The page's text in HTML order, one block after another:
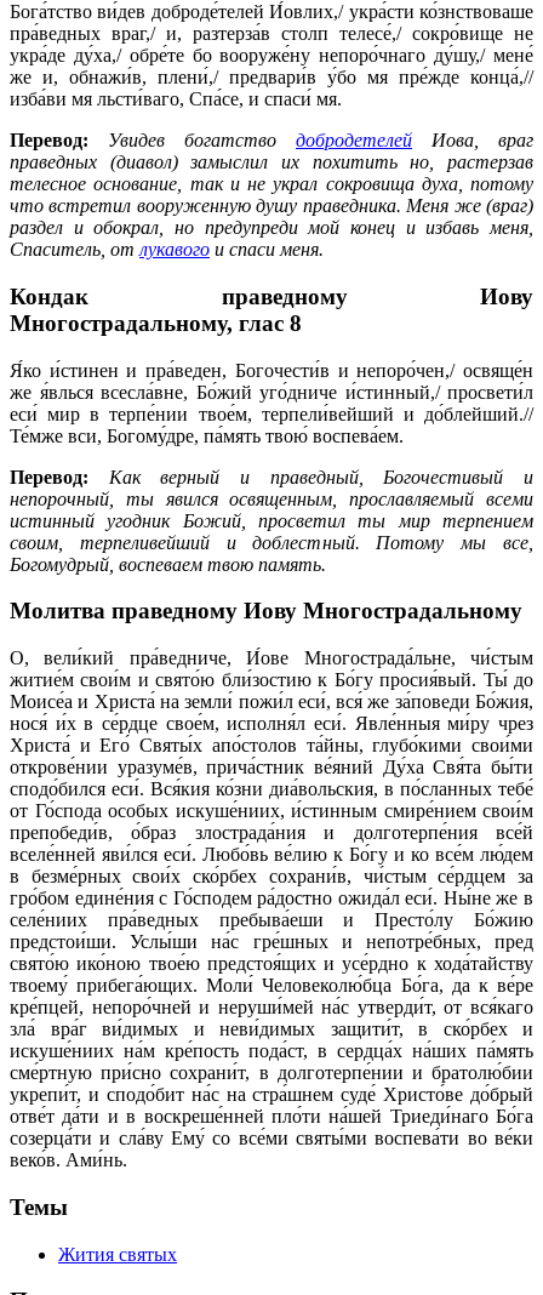
Бога́тство ви́дев доброде́телей И́овлих,/ укра́сти ко́знствоваше
пра́ведных враг,/ и, разтерза́в столп телесе́,/ сокро́вище не
укра́де ду́ха,/ обре́те бо вооруже́ну непоро́чнаго ду́шу,/ мене́
же и, обнажи́в, плени́,/ предвари́в у́бо мя пре́жде конца́,//
изба́ви мя льсти́ваго, Спа́се, и спаси́ мя.
Перевод:
Увидев богатство добродетелей
Иова, враг
праведных (диавол) замыслил их похитить но, растерзав
телесное основание, так и не украл сокровища духа, потому
что встретил вооруженную душу праведника. Меня же (враг)
раздел и обокрал, но предупреди мой конец и избавь меня,
Спаситель, от лукавого и спаси меня.
Кондак праведному Иову
Многострадальному, глас 8
Я́ко и́стинен и пра́веден, Богочести́в и непоро́чен,/ освяще́н
же я́влься всесла́вне, Бо́жий уго́дниче и́стинный,/ просвети́л
еси́ мир в терпе́нии твое́м, терпели́вейший и до́блейший.//
Те́мже вси, Богому́дре, па́мять твою́ воспева́ем.
Перевод:
Как верный и праведный, Богочестивый и
непорочный, ты явился освященным, прославляемый всеми
истинный угодник Божий, просветил ты мир терпением
своим, терпеливейший и доблестный. Потому мы все,
Богомудрый, воспеваем твою память.
Молитва праведному Иову Многострадальному
О, вели́кий пра́ведниче, И́ове Многострада́льне, чи́стым
житие́м свои́м и свято́ю бли́зостию к Бо́гу просия́вый. Ты́ до
Моисе́а и Христа́ на земли́ пожи́л еси́, вся́ же за́поведи Бо́жия,
нося́ и́х в се́рдце свое́м, исполня́л еси́. Явле́нныя ми́ру чрез
Христа́ и Его́ Святы́х апо́столов та́йны, глубо́кими свои́ми
открове́нии уразуме́в, прича́стник ве́яний Ду́ха Свя́та бы́ти
сподо́бился еси́. Вся́кия ко́зни диа́вольския, в по́сланных тебе́
от Го́спода особых искуше́ниих, и́стинным смире́нием свои́м
препобеди́в, о́браз злострада́ния и долготерпе́ния все́й
вселе́нней яви́лся еси́. Любо́вь ве́лию к Бо́гу и ко все́м лю́дем
в безме́рных свои́х ско́рбех сохрани́в, чи́стым се́рдцем за
гро́бом едине́ния с Го́сподем ра́достно ожида́л еси́. Ны́не же в
селе́ниих пра́ведных пребыва́еши и Престо́лу Бо́жию
предстои́ши. Услы́ши на́с гре́шных и непотре́бных, пред
свято́ю ико́ною твое́ю предстоя́щих и усе́рдно к хода́тайству
твоему́ прибега́ющих. Моли́ Человеколю́бца Бо́га, да к ве́ре
кре́пцей, непоро́чней и неруши́мей на́с утверди́т, от вся́каго
зла́ вра́г ви́димых и неви́димых защити́т, в ско́рбех и
искуше́ниих на́м кре́пость пода́ст, в сердца́х на́ших па́мять
сме́ртную при́сно сохрани́т, в долготерпе́нии и братолю́бии
укрепи́т, и сподо́бит на́с на стра́шнем суде́ Христо́ве до́брый
отве́т да́ти и в воскреше́нней пло́ти на́шей Триеди́наго Бо́га
созерца́ти и сла́ву Ему́ со все́ми святы́ми воспева́ти во ве́ки
веко́в. Ами́нь.
Темы
Жития святых